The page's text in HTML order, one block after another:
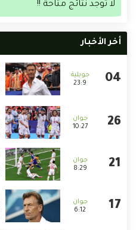
لا توجد نتائج متاحة !!
أخر الأخبار
23:9
10:27
8:29
6:12